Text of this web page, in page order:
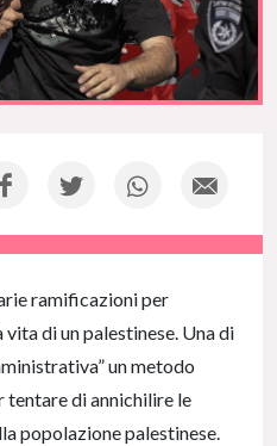
ramificazioni per
di un palestinese. Una di
un metodo
tentare di annichilire le
popolazione palestinese.